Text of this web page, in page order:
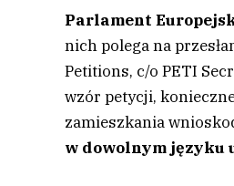
Parlament
nich polega na
Petitions, c/o PETI
wzór petycji,
zamieszkania
w dowolnym języku